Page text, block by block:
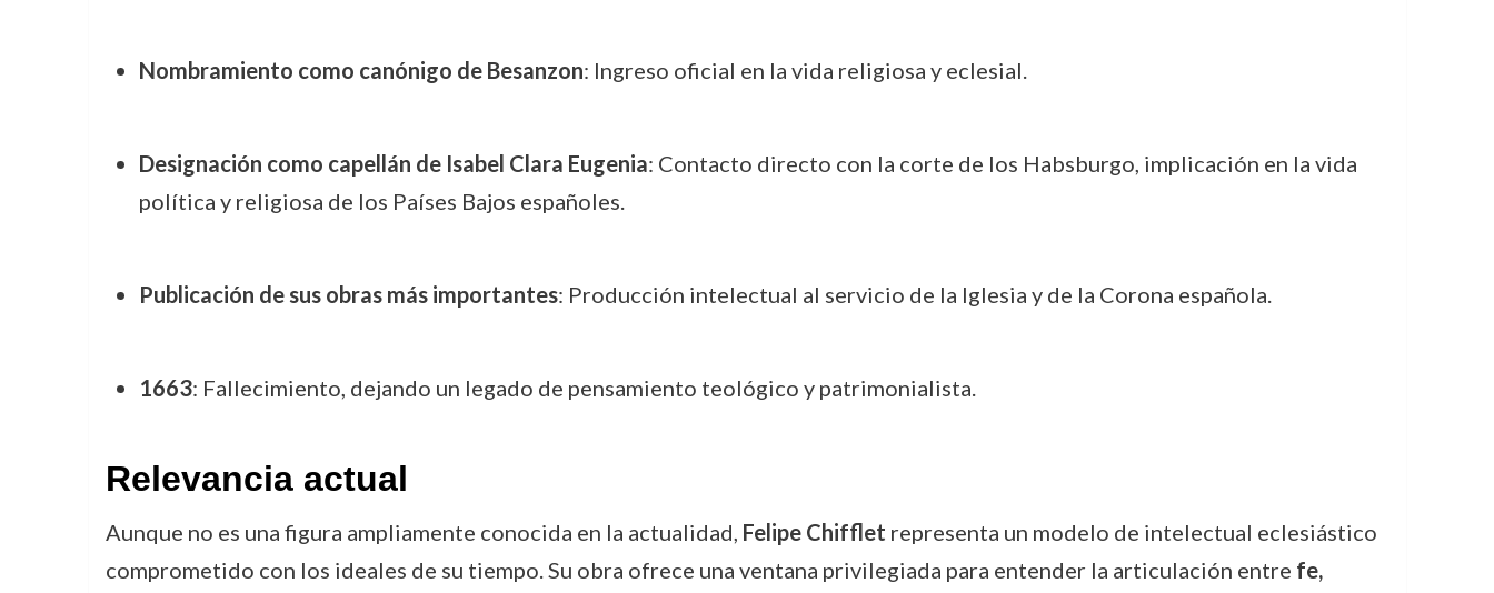
Nombramiento como canónigo de Besanzon: Ingreso oficial en la vida religiosa y eclesial.
Designación como capellán de Isabel Clara Eugenia: Contacto directo con la corte de los Habsburgo, implicación en la vida
política y religiosa de los Países Bajos españoles.
Publicación de sus obras más importantes: Producción intelectual al servicio de la Iglesia y de la Corona española.
1663: Fallecimiento, dejando un legado de pensamiento teológico y patrimonialista.
Relevancia actual
Aunque no es una figura ampliamente conocida en la actualidad, Felipe Chifflet representa un modelo de intelectual eclesiástico
comprometido con los ideales de su tiempo. Su obra ofrece una ventana privilegiada para entender la articulación entre fe,